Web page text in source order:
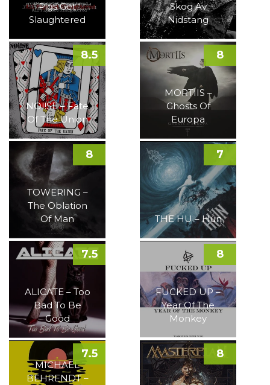
Pigs Get
Slaughtered
Skog Av
Nidstang
NOI!SE – Fate
Of The Union
8.5
MORTIIS –
Ghosts Of
Europa
8
TOWERING –
The Oblation
Of Man
8
THE HU – Hun
7
ALICATE – Too
Bad To Be
Good
7.5
FUCKED UP –
Year Of The
Monkey
8
MICHAEL
BEHRENDT –
7.5 8